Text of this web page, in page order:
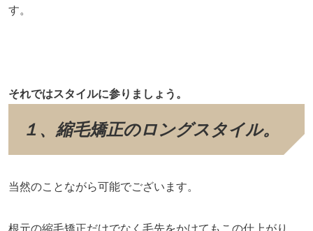
す。
それではスタイルに参りましょう。
１、縮毛矯正のロングスタイル。
当然のことながら可能でございます。
根元の縮毛矯正だけでなく毛先をかけてもこの仕上がり。